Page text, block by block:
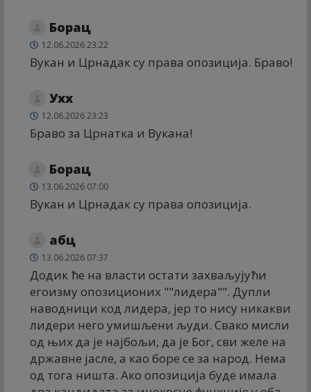
Борац
12.06.2026 23:22
Вукан и Црнадак су права опозиција. Браво!
Ухх
12.06.2026 23:23
Браво за Црнатка и Вукана!
Борац
13.06.2026 07:00
Вукан и Црнадак су права опозиција.
абц
13.06.2026 07:37
Додик ће на власти остати захваљујући
егоизму опозиционих ""лидера"". Дупли
наводници код лидера, јер то нису никакви
лидери него умишљени људи. Свако мисли
од њих да је најбољи, да је Бог, сви желе на
државне јасле, а као боре се за народ. Нема
од тога ништа. Ако опозиција буде имала